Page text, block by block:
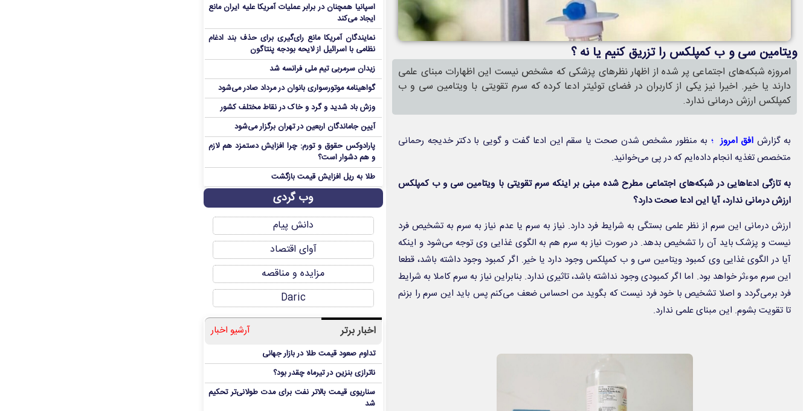
ویتامین سی و ب کمپلکس را تزریق کنیم یا نه ؟
امروزه شبکه‌های اجتماعی پر شده از اظهار نظرهای پزشکی که مشخص نیست این اظهارات مبنای علمی
دارند یا خیر. اخیرا نیز یکی از کاربران در فضای توئیتر ادعا کرده که سرم تقویتی با ویتامین سی و ب
کمپلکس ارزش درمانی ندارد.
به گزارش افق امروز؛ به منظور مشخص شدن صحت یا سقم این ادعا گفت و گویی با دکتر خدیجه رحمانی
متخصص تغذیه انجام داده‌ایم که در پی می‌خوانید.
به تازگی ادعاهایی در شبکه‌های اجتماعی مطرح شده مبنی بر اینکه سرم تقویتی با ویتامین سی و ب کمپلکس
ارزش درمانی ندارد، آیا این ادعا صحت دارد؟
ارزش درمانی این سرم از نظر علمی بستگی به شرایط فرد دارد. نیاز به سرم یا عدم نیاز به سرم به تشخیص فرد
نیست و پزشک باید آن را تشخیص بدهد. در صورت نیاز به سرم هم به الگوی غذایی وی توجه می‌شود و اینکه
آیا در الگوی غذایی وی کمبود ویتامین سی و ب کمپلکس وجود دارد یا خیر. اگر کمبود وجود داشته باشد، قطعا
این سرم موءثر خواهد بود. اما اگر کمبودی وجود نداشته باشد، تاثیری ندارد. بنابراین نیاز به سرم کاملا به شرایط
فرد برمی‌گردد و اصلا تشخیص با خود فرد نیست که بگوید من احساس ضعف می‌کنم پس باید این سرم را بزنم
تا تقویت بشوم. این مبنای علمی ندارد.
اسپانیا همچنان در برابر عملیات آمریکا علیه ایران مانع
ایجاد می‌کند
نمایندگان آمریکا مانع رای‌گیری برای حذف بند ادغام
نظامی با اسرائیل از لایحه بودجه پنتاگون
زیدان سرمربی تیم ملی فرانسه شد
گواهینامه موتورسواری بانوان در مرداد صادر می‌شود
وزش باد شدید و گرد و خاک در نقاط مختلف کشور
آیین جاماندگان اربعین در تهران برگزار می‌شود
پارادوکس حقوق و تورم: چرا افزایش دستمزد هم لازم
و هم دشوار است؟
طلا به ریل افزایش قیمت بازگشت
وب گردی
دانش پیام
آوای اقتصاد
مزایده و مناقصه
Daric
اخبار برتر آرشیو اخبار
تداوم صعود قیمت طلا در بازار جهانی
ناترازی بنزین در تیرماه چقدر بود؟
سناریوی قیمت بالاتر نفت برای مدت طولانی‌تر تحکیم
شد